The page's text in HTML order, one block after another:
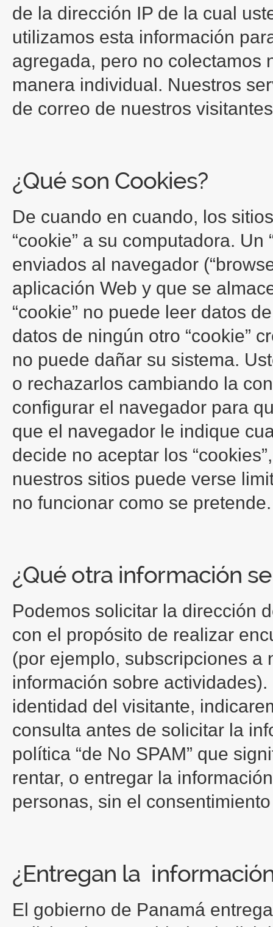
de la dirección IP de la cual
utilizamos esta información
agregada, pero no colectamos
manera individual. Nuestros
de correo de nuestros
¿Qué son Cookies?
De cuando en cuando, los
“cookie” a su computadora.
enviados al navegador
aplicación Web y que se
“cookie” no puede leer datos
datos de ningún otro “cookie”
no puede dañar su sistema.
o rechazarlos cambiando la
configurar el navegador para
que el navegador le indique
decide no aceptar los
nuestros sitios puede verse
no funcionar como se pretende.
¿Qué otra información
Podemos solicitar la dirección
con el propósito de realizar
(por ejemplo, subscripciones a
información sobre
identidad del visitante,
consulta antes de solicitar la
política “de No SPAM” que
rentar, o entregar la
personas, sin el
¿Entregan la
El gobierno de Panamá